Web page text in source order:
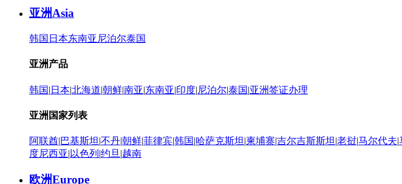
亚洲Asia
韩国 日本东南亚 尼泊尔泰国
亚洲产品
韩国| 日本|北海道|朝鲜|南亚|东南亚|印度|尼泊尔|泰国|亚洲签证办理
亚洲国家列表
阿联酋|巴基斯坦 |不丹|朝鲜|菲律宾|韩国|哈萨克斯坦 |柬埔寨|吉尔吉斯斯坦 |老挝|马尔代夫|
度尼西亚| 以色列 |约旦 |越南
欧洲Europe